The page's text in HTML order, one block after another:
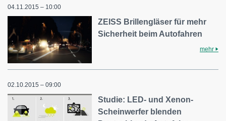
04.11.2015 – 10:00
ZEISS Brillengläser für mehr
Sicherheit beim Autofahren
mehr
02.10.2015 – 09:00
Studie: LED- und Xenon-
Scheinwerfer blenden